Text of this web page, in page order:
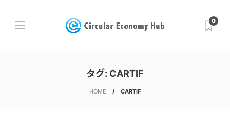
0
タグ: CARTIF
HOME CARTIF